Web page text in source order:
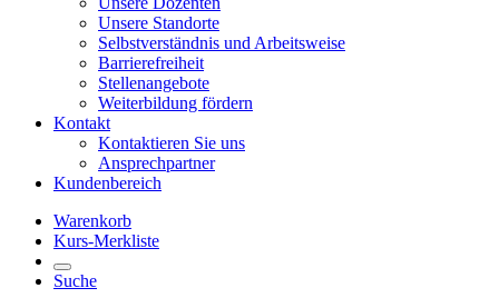
Unsere Standorte
Selbstverständnis und Arbeitsweise
Barrierefreiheit
Stellenangebote
Weiterbildung fördern
Kontakt
Kontaktieren Sie uns
Ansprechpartner
Kundenbereich
Warenkorb
Kurs-Merkliste
Suche